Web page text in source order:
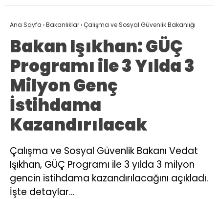
Ana Sayfa ›Bakanlıklar›Çalışma ve Sosyal Güvenlik Bakanlığı
Bakan Işıkhan: GÜÇ
Programı ile 3 Yılda 3
Milyon Genç
İstihdama
Kazandırılacak
Çalışma ve Sosyal Güvenlik Bakanı Vedat
Işıkhan, GÜÇ Programı ile 3 yılda 3 milyon
gencin istihdama kazandırılacağını açıkladı.
İşte detaylar…